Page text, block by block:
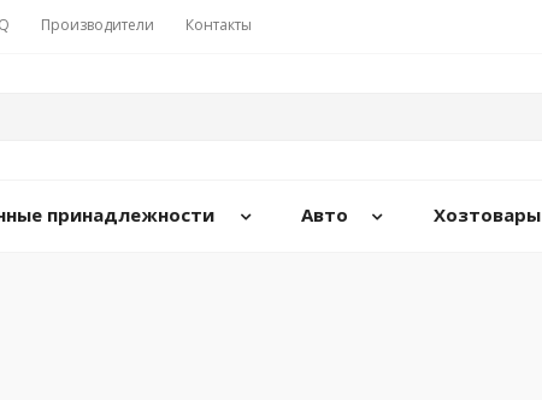
Производители Контакты
принадлежности Авто Хозтовары